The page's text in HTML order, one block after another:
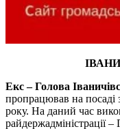
Екс – Голова
пропрацював на посаді
року. На даний час
райдержадміністрації